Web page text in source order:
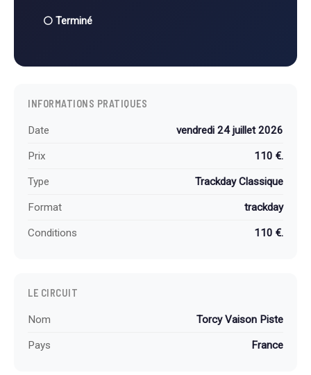
⚪ Terminé
INFORMATIONS PRATIQUES
Date vendredi 24 juillet 2026
Prix 110 €.
Type Trackday Classique
Format trackday
Conditions 110 €.
LE CIRCUIT
Nom Torcy Vaison Piste
Pays France